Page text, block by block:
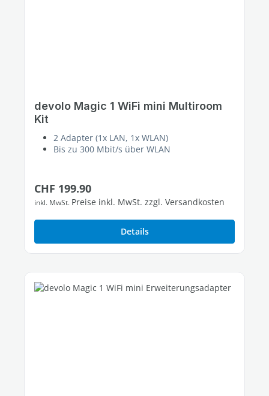
devolo Magic 1 WiFi mini Multiroom
Kit
2 Adapter (1x LAN, 1x WLAN)
Bis zu 300 Mbit/s über WLAN
Regulärer Preis:
CHF 199.90
inkl. MwSt. Preise inkl. MwSt. zzgl. Versandkosten
Details